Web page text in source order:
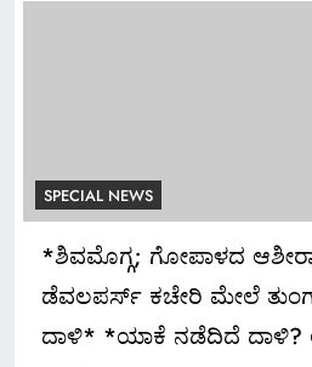
SPECIAL NEWS
ಅದ್ಧೂರಿ ಸ್ವಾಗತ ಬೇಡ:
July 26, 2026